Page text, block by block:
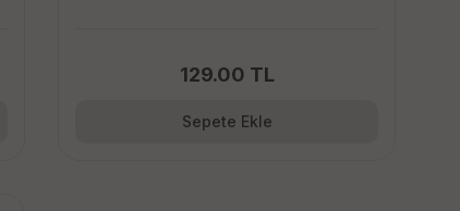
129.00 TL
Sepete Ekle